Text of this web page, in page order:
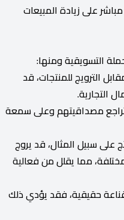
على زيادة المبيعات
التسويقية ومنها:
الترويج للمنتجات، قد
التجارية.
مصداقيتهم وعلى سمعة
على سبيل المثال، قد يروج
مما يقلل من فعالية
حقيقية، فقد يؤدي ذلك